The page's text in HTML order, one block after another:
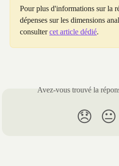
Pour plus d'informations sur la
dépenses sur les dimensions
consulter cet article dédié.
Avez-vous trouvé la
😞 😐